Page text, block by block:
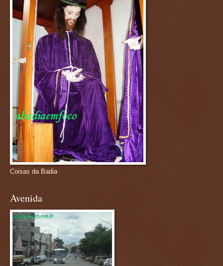
Coisas da Badia
Avenida